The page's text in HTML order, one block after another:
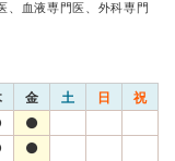
、血液専門医、外科専門
金 土 日 祝